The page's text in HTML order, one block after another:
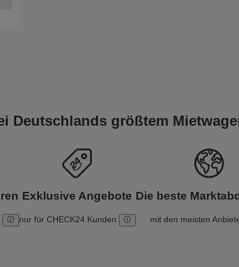
Deutschlands größtem
Exklusive Angebote
nur für CHECK24 Kunden
Die beste
mit den meisten